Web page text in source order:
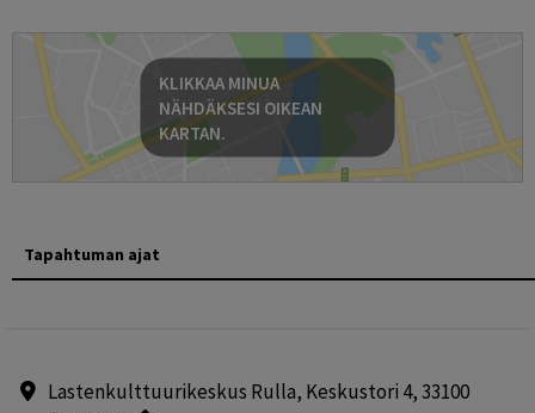
KLIKKAA MINUA
NÄHDÄKSESI OIKEAN
KARTAN.
Tapahtuman ajat
Lastenkulttuurikeskus Rulla, Keskustori 4, 33100